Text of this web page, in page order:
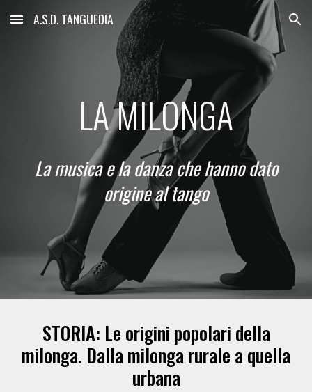
Skip to main content Skip to navigation
A.S.D. TANGUEDIA
LA MILONGA
La musica e la danza che hanno dato
origine al tango
STORIA: Le origini popolari della
milonga. Dalla milonga rurale a quella
urbana